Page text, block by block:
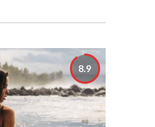
8.9